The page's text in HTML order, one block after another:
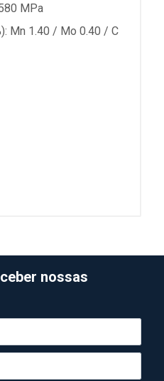
MPa
Mn 1.40 / Mo 0.40 / C
nossas